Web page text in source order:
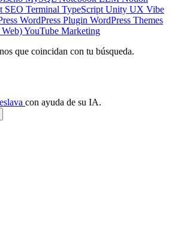
SEO Terminal TypeScript Unity UX Vibe
WordPress Plugin WordPress Themes
YouTube Marketing
que coincidan con tu búsqueda.
con ayuda de su IA.